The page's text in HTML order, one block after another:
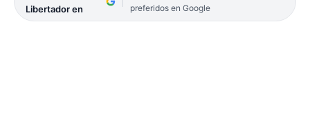
Libertador en
preferidos en Google